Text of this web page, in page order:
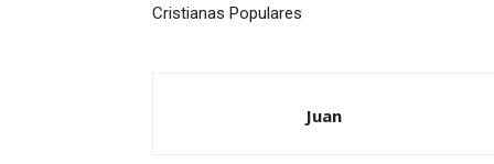
Cristianas Populares
Juan